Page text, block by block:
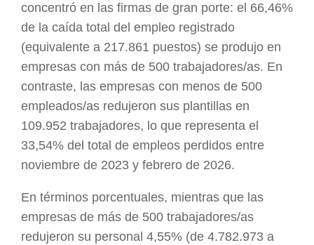
concentró en las firmas de gran porte: el 66,46%
de la caída total del empleo registrado
(equivalente a 217.861 puestos) se produjo en
empresas con más de 500 trabajadores/as. En
contraste, las empresas con menos de 500
empleados/as redujeron sus plantillas en
109.952 trabajadores, lo que representa el
33,54% del total de empleos perdidos entre
noviembre de 2023 y febrero de 2026.
En términos porcentuales, mientras que las
empresas de más de 500 trabajadores/as
redujeron su personal 4,55% (de 4.782.973 a